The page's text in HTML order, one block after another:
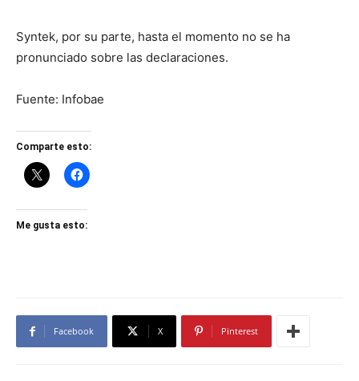
Syntek, por su parte, hasta el momento no se ha
pronunciado sobre las declaraciones.
Fuente: Infobae
Comparte esto:
Me gusta esto:
Facebook X Pinterest